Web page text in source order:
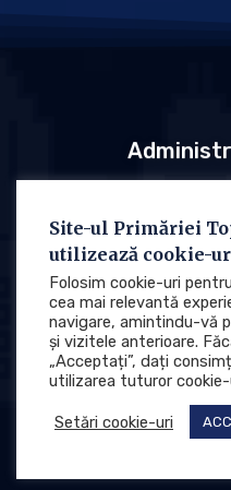
Organigrama
Regulament
Site-ul Primăriei
utilizează cookie-
Folosim cookie-uri
cea mai relevantă
navigare, amintindu-vă
și vizitele anterioare.
„Acceptați”, dați
utilizarea tuturor cookie-
Setări cookie-uri